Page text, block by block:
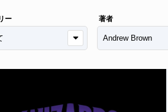
ー 著者